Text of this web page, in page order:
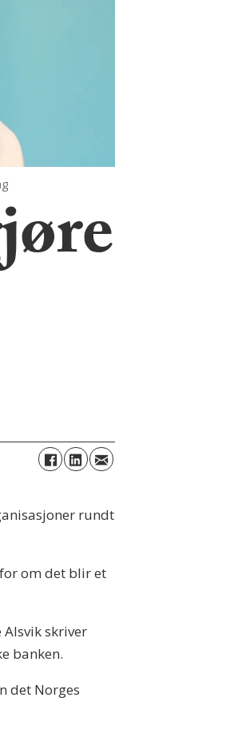
rundt
om det blir et
skriver
banken.
det Norges